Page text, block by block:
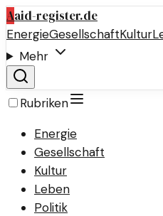
Aaid-register.de
EnergieGesellschaftKultur
Mehr
Rubriken
Energie
Gesellschaft
Kultur
Leben
Politik